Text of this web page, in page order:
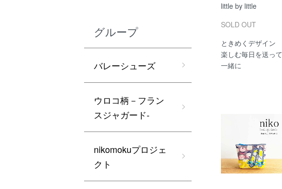
little by little
SOLD OUT
ときめくデザイン
楽しむ毎日を送って
一緒に
グループ
バレーシューズ
ウロコ柄－フラン
スジャガード-
nikomokuプロジェ
クト